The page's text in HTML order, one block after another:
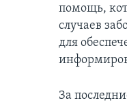
помощь,
случаев
для
За